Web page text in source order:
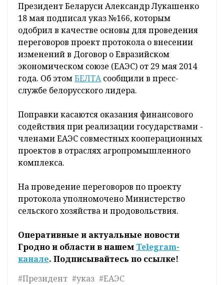
Президент Беларуси Александр Лукашенко
18 мая подписал указ №166, которым
одобрил в качестве основы для проведения
переговоров проект протокола о внесении
изменений в Договор о Евразийском
экономическом союзе (ЕАЭС) от 29 мая 2014
года. Об этомБЕЛТАсообщили в пресс-
службе белорусского лидера.
Поправки касаются оказания финансового
содействия при реализации государствами -
членами ЕАЭС совместных кооперационных
проектов в отраслях агропромышленного
комплекса.
На проведение переговоров по проекту
протокола уполномочено Министерство
сельского хозяйства и продовольствия.
Оперативные и актуальные новости
Гродно и области в нашем Telegram-
канале. Подписывайтесь по ссылке!
#Президент #указ #ЕАЭС